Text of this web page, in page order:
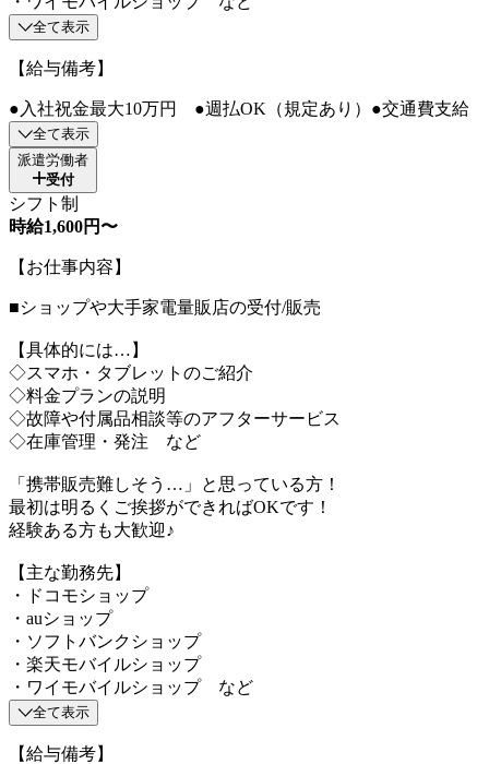
全て表示
【給与備考】
●入社祝金最大10万円 ●週払OK（規定あり）●交通費支給
全て表示
派遣労働者
受付
シフト制
時給1,600円〜
【お仕事内容】
■ショップや大手家電量販店の受付/販売
【具体的には…】
◇スマホ・タブレットのご紹介
◇料金プランの説明
◇故障や付属品相談等のアフターサービス
◇在庫管理・発注 など
「携帯販売難しそう…」と思っている方！
最初は明るくご挨拶ができればOKです！
経験ある方も大歓迎♪
【主な勤務先】
・ドコモショップ
・auショップ
・ソフトバンクショップ
・楽天モバイルショップ
・ワイモバイルショップ など
全て表示
【給与備考】